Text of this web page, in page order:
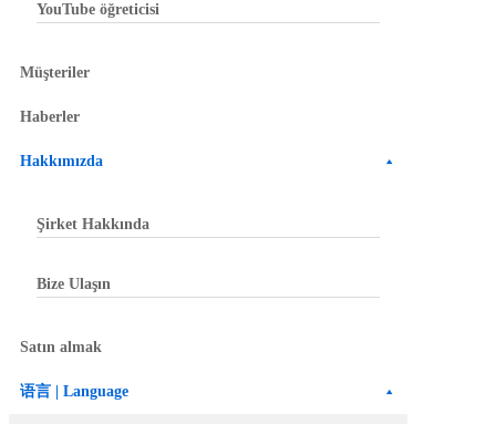
YouTube öğreticisi
Müşteriler
Haberler
Hakkımızda
Şirket Hakkında
Bize Ulaşın
Satın almak
语言 | Language